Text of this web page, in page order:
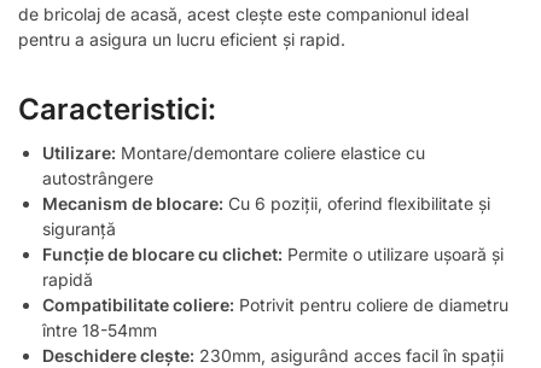
de bricolaj de acasă, acest clește este companionul ideal
pentru a asigura un lucru eficient și rapid.
Caracteristici:
Utilizare: Montare/demontare coliere elastice cu
autostrângere
Mecanism de blocare: Cu 6 poziții, oferind flexibilitate și
siguranță
Funcție de blocare cu clichet: Permite o utilizare ușoară și
rapidă
Compatibilitate coliere: Potrivit pentru coliere de diametru
între 18-54mm
Deschidere clește: 230mm, asigurând acces facil în spații